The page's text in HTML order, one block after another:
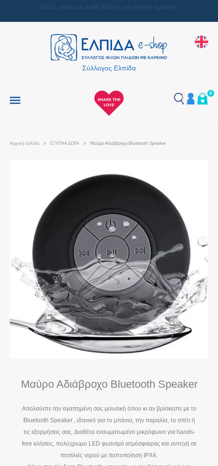
Μαζί, κάνουμε κάθε δώρο μια πράξη αγάπης
Σύλλογος Ελπίδα
0
Αρχική σελίδα ΕΞΥΠΝΑ ΔΩΡΑ Μαύρο Αδιάβροχο Bluetooth Speaker
Μαύρο Αδιάβροχο Bluetooth Speaker
Απολαύστε την αγαπημένη σας μουσική όπου κι αν βρίσκεστε με το
Bluetooth Speaker , ιδανικό για το μπάνιο, την παραλία, το σπίτι ή
τις εξορμήσεις σας. Διαθέτει ενσωματωμένο μικρόφωνο για hands-
free κλήσεις, πολύχρωμο LED φωτισμό ατμόσφαιρας και αντοχή σε
πιτσιλιές νερού με πιστοποίηση IPX4.